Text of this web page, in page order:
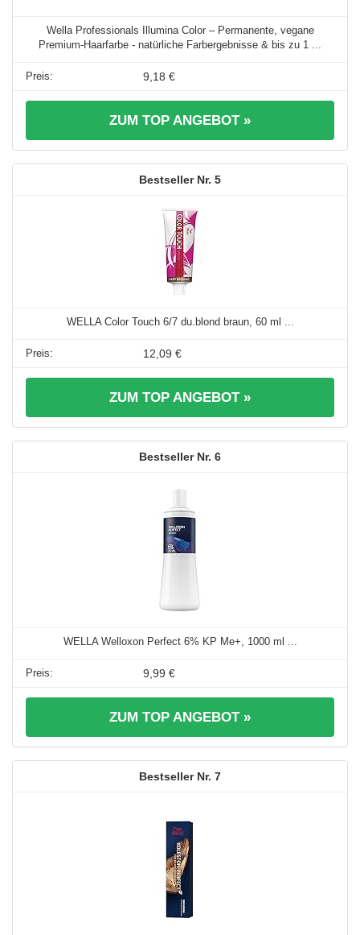
Wella Professionals Illumina Color – Permanente, vegane
Premium-Haarfarbe - natürliche Farbergebnisse & bis zu 1 ...
9,18 €
ZUM TOP ANGEBOT »
5
WELLA Color Touch 6/7 du.blond braun, 60 ml ...
12,09 €
ZUM TOP ANGEBOT »
6
WELLA Welloxon Perfect 6% KP Me+, 1000 ml ...
9,99 €
ZUM TOP ANGEBOT »
7